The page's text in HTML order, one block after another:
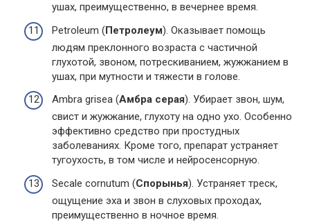
ушах, преимущественно, в вечернее время.
Petroleum (Петролеум). Оказывает помощь
людям преклонного возраста с частичной
глухотой, звоном, потрескиванием, жужжанием в
ушах, при мутности и тяжести в голове.
Ambra grisea (Амбра серая). Убирает звон, шум,
свист и жужжание, глухоту на одно ухо. Особенно
эффективно средство при простудных
заболеваниях. Кроме того, препарат устраняет
тугоухость, в том числе и нейросенсорную.
Secale cornutum (Спорынья). Устраняет треск,
ощущение эха и звон в слуховых проходах,
преимущественно в ночное время.